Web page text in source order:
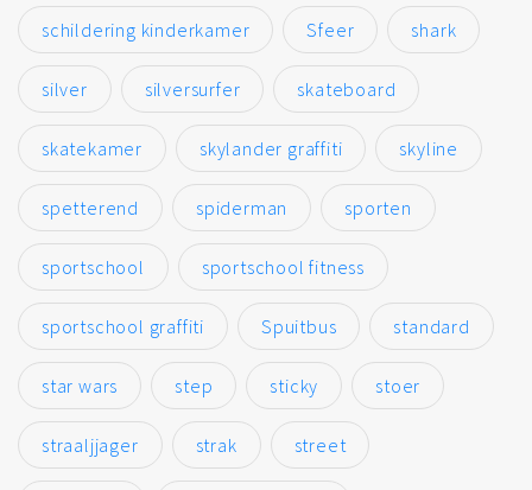
schildering kinderkamer Sfeer shark
silver silversurfer skateboard
skatekamer skylander graffiti skyline
spetterend spiderman sporten
sportschool sportschool fitness
sportschool graffiti Spuitbus standard
star wars step sticky stoer
straaljjager strak street